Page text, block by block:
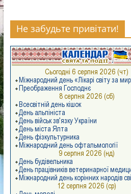
«Новорічна
композиція».
Не забудьте привітати!